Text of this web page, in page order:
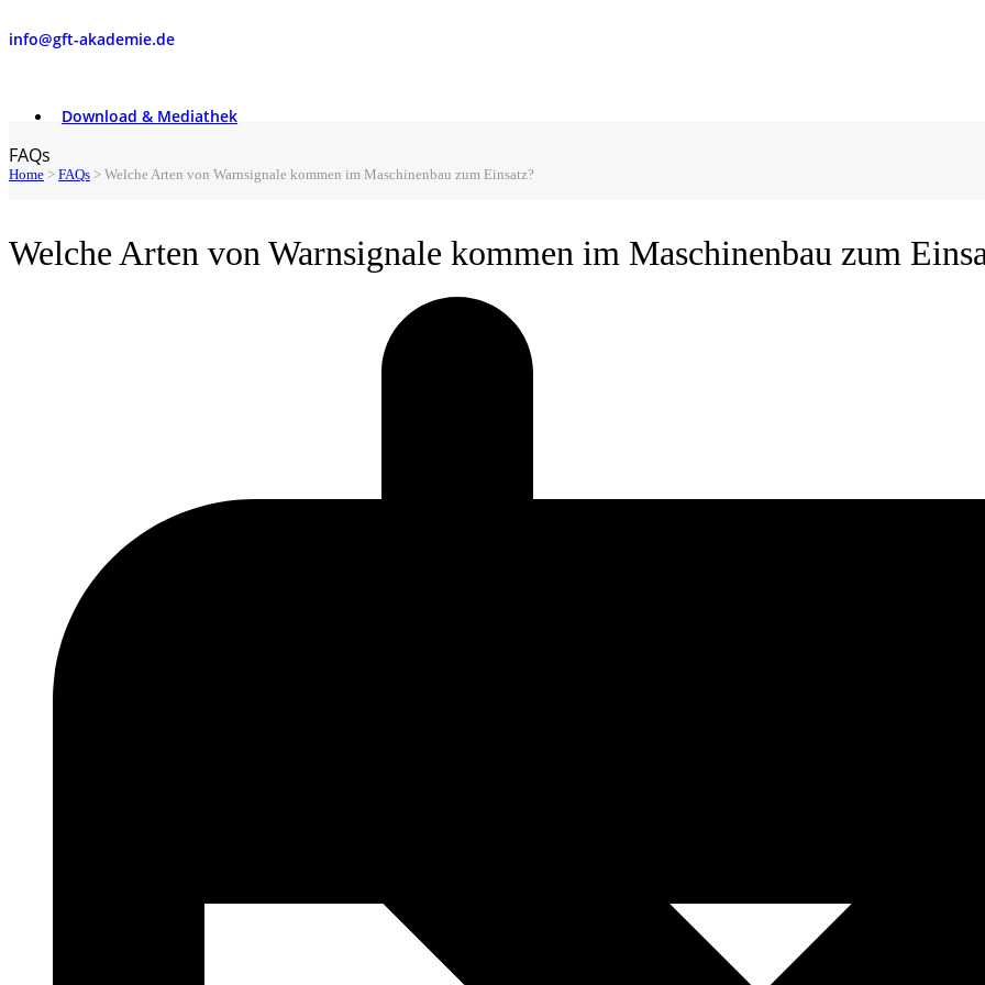
info@gft-akademie.de
Download & Mediathek
FAQs
Home > FAQs > Welche Arten von Warnsignale kommen im Maschinenbau zum Einsatz?
Welche Arten von Warnsignale kommen im Maschinenbau zum